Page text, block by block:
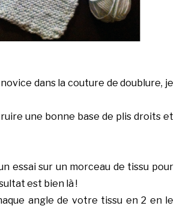
dans la couture de doublure, je
une bonne base de plis droits et
essai sur un morceau de tissu pour
est bien là !
angle de votre tissu en 2 en le